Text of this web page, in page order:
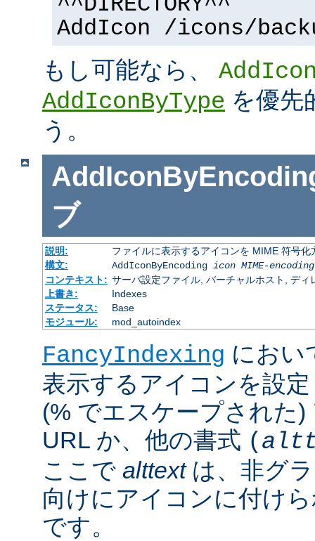
AddIcon /icons/
もし可能なら、
AddIconByType を優先
う。
ブ
説明:
ファイルに表示するアイコンを MIME 符号化
構文:
AddIconByEncoding icon MIME-encoding
コンテキスト: サーバ設定ファイル, バーチャルホスト, ディ
上書き:
Indexes
ステータス:
Base
モジュール:
mod_autoindex
FancyIndexing におい
表示するアイコンを設
(% でエスケープされた
URL か、他の書式 (
ここで alttextは、非グ
向けにアイコンに付け
です。